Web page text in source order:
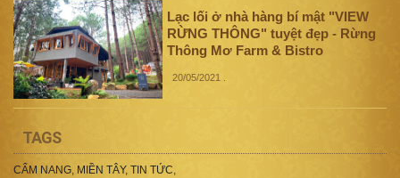
Lạc lối ở nhà hàng bí mật "VIEW
RỪNG THÔNG" tuyệt đẹp - Rừng
Thông Mơ Farm & Bistro
20/05/2021
TAGS
CẨM NANG, MIỀN TÂY, TIN TỨC,